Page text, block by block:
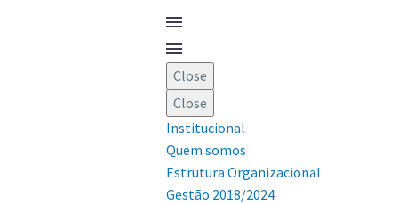
Close
Close
Institucional
Quem somos
Estrutura Organizacional
Gestão 2018/2024